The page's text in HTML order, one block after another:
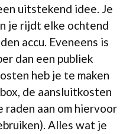
uitstekend idee. Je
je rijdt elke ochtend
accu. Eveneens is
dan een publiek
heb je te maken
de aansluitkosten
raden aan om hiervoor
Alles wat je